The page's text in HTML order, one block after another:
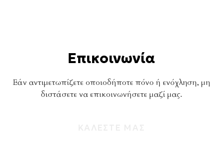
Επικοινωνία
Εάν αντιμετωπίζετε οποιοδήποτε πόνο ή ενόχληση, μη
διστάσετε να επικοινωνήσετε μαζί μας.